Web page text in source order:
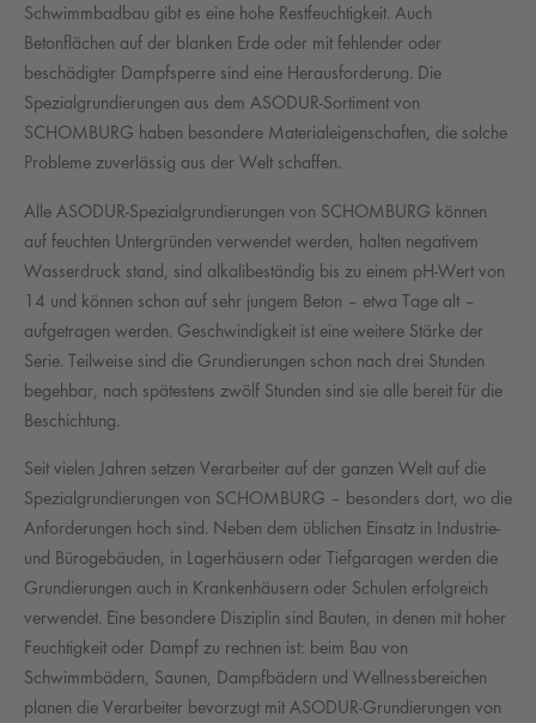
Schwimmbadbau gibt es eine hohe Restfeuchtigkeit. Auch
Betonflächen auf der blanken Erde oder mit fehlender oder
beschädigter Dampfsperre sind eine Herausforderung. Die
Spezialgrundierungen aus dem ASODUR-Sortiment von
SCHOMBURG haben besondere Materialeigenschaften, die solche
Probleme zuverlässig aus der Welt schaffen.
Alle ASODUR-Spezialgrundierungen von SCHOMBURG können
auf feuchten Untergründen verwendet werden, halten negativem
Wasserdruck stand, sind alkalibeständig bis zu einem pH-Wert von
14 und können schon auf sehr jungem Beton – etwa Tage alt –
aufgetragen werden. Geschwindigkeit ist eine weitere Stärke der
Serie. Teilweise sind die Grundierungen schon nach drei Stunden
begehbar, nach spätestens zwölf Stunden sind sie alle bereit für die
Beschichtung.
Seit vielen Jahren setzen Verarbeiter auf der ganzen Welt auf die
Spezialgrundierungen von SCHOMBURG – besonders dort, wo die
Anforderungen hoch sind. Neben dem üblichen Einsatz in Industrie-
und Bürogebäuden, in Lagerhäusern oder Tiefgaragen werden die
Grundierungen auch in Krankenhäusern oder Schulen erfolgreich
verwendet. Eine besondere Disziplin sind Bauten, in denen mit hoher
Feuchtigkeit oder Dampf zu rechnen ist: beim Bau von
Schwimmbädern, Saunen, Dampfbädern und Wellnessbereichen
planen die Verarbeiter bevorzugt mit ASODUR-Grundierungen von